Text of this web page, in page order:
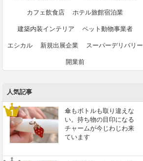
カフェ飲食店 ホテル旅館宿泊業
建築内装インテリア ペット動物事業者
エシカル 新規出展企業 スーパーデリバリー
開業前
人気記事
傘もボトルも取り違えな
い。持ち物の目印になる
チャームが今じわじわ来
ています